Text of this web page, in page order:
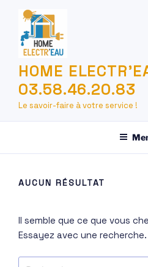
contenu
principal
HOME
03.58.46.20.83
Le savoir-faire à votre service !
AUCUN RÉSULTAT
Il semble que ce que vous
Essayez avec une recherche.